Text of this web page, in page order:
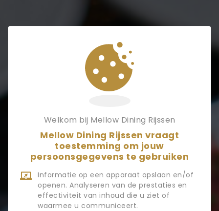
Bedankt
Welkom bij Mellow Dining Rijssen
Mellow Dining Rijssen vraagt
toestemming om jouw
persoonsgegevens te gebruiken
Informatie op een apparaat opslaan en/of
openen. Analyseren van de prestaties en
effectiviteit van inhoud die u ziet of
waarmee u communiceert.